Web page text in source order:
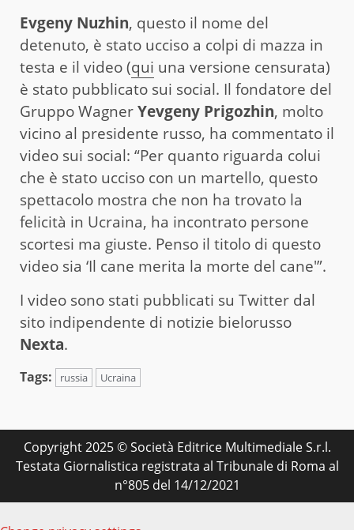
Evgeny Nuzhin, questo il nome del
detenuto, è stato ucciso a colpi di mazza in
testa e il video (qui una versione censurata)
è stato pubblicato sui social. Il fondatore del
Gruppo WagnerYevgeny Prigozhin, molto
vicino al presidente russo, ha commentato il
video sui social: “Per quanto riguarda colui
che è stato ucciso con un martello, questo
spettacolo mostra che non ha trovato la
felicità in Ucraina, ha incontrato persone
scortesi ma giuste. Penso il titolo di questo
video sia ‘Il cane merita la morte del cane'”.
I video sono stati pubblicati su Twitter dal
sito indipendente di notizie bielorusso
Nexta.
Tags: russia Ucraina
Copyright 2025 © Società Editrice Multimediale S.r.l.
Testata Giornalistica registrata al Tribunale di Roma al
n°805 del 14/12/2021